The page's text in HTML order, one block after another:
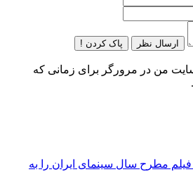
ارسال نظر پاک کردن !
من در مرورگر برای زمانی که
مطرح سال سینمای ایران را به